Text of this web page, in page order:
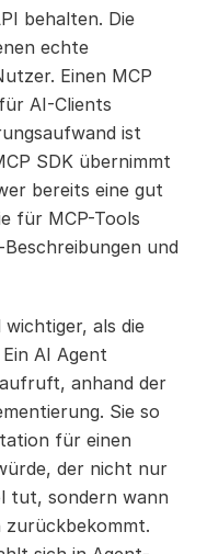
behalten. Die
echte
Einen MCP
AI-Clients
ist
SDK übernimmt
bereits eine gut
für MCP-Tools
und
als die
AI Agent
anhand der
Sie so
für einen
der nicht nur
tut, sondern wann
zurückbekommt.